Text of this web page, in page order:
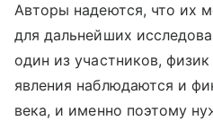
Авторы надеются, что их
длядальнейших
один из участников,
явления наблюдаются и
века, и именно поэтому